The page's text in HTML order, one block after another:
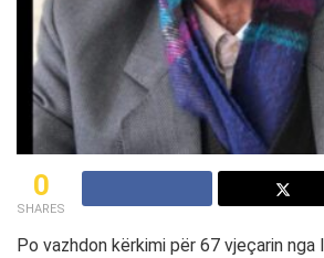
0
SHARES
Po vazhdon kërkimi për 67 vjeçarin